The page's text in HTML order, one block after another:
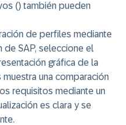
(​) también pueden
de perfiles mediante
SAP, seleccione el
gráfica de la
una comparación
requisitos mediante un
es clara y se